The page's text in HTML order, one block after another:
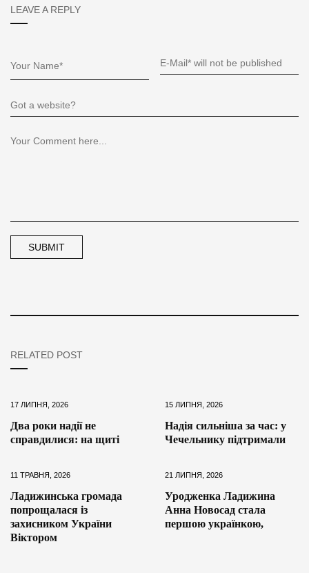
LEAVE A REPLY
RELATED POST
17 ЛИПНЯ, 2026
Два роки надії не
справдилися: на щиті
15 ЛИПНЯ, 2026
Надія сильніша за час: у
Чечельнику підтримали
11 ТРАВНЯ, 2026
Ладижинська громада
попрощалася із
захисником України
Віктором
21 ЛИПНЯ, 2026
Уродженка Ладижина
Анна Новосад стала
першою українкою,